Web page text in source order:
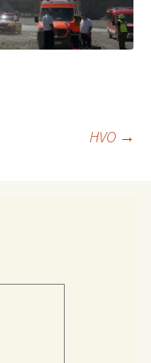
HVO →